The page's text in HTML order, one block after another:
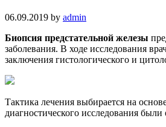
06.09.2019 by admin
Биопсия предстательной железы
заболевания. В ходе исследования
заключения гистологического и
Тактика лечения выбирается на
диагностического исследования